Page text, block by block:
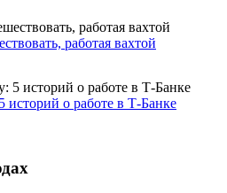
работая вахтой
о работе в Т-Банке